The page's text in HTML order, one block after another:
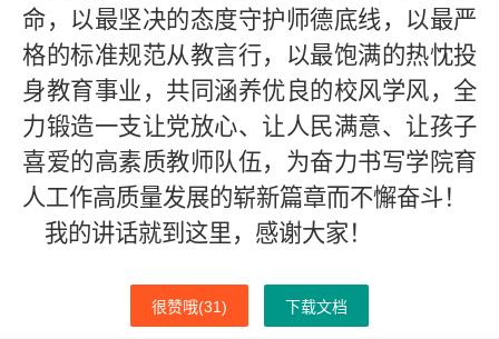
命，以最坚决的态度守护师德底线，以最严
格的标准规范从教言行，以最饱满的热忱投
身教育事业，共同涵养优良的校风学风，全
力锻造一支让党放心、让人民满意、让孩子
喜爱的高素质教师队伍，为奋力书写学院育
人工作高质量发展的崭新篇章而不懈奋斗！
我的讲话就到这里，感谢大家！
很赞哦(31) 下载文档